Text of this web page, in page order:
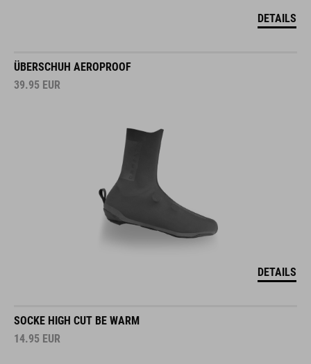
DETAILS
ÜBERSCHUH AEROPROOF
39.95 EUR
DETAILS
SOCKE HIGH CUT BE WARM
14.95 EUR